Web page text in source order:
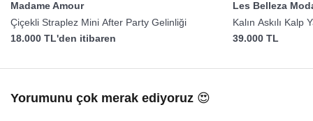
Madame Amour
Çiçekli Straplez Mini After Party Gelinliği
18.000 TL'den itibaren
Les Belleza
Kalın Askılı Kalp
39.000 TL
Yorumunu çok merak ediyoruz 😍